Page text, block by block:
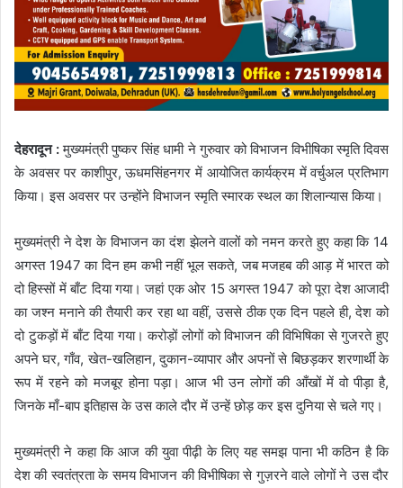
देहरादून :मुख्यमंत्री पुष्कर सिंह धामी ने गुरुवार को विभाजन विभीषिका स्मृति दिवस
के अवसर पर काशीपुर, ऊधमसिंहनगर में आयोजित कार्यक्रम में वर्चुअल प्रतिभाग
किया। इस अवसर पर उन्होंने विभाजन स्मृति स्मारक स्थल का शिलान्यास किया।
मुख्यमंत्री ने देश के विभाजन का दंश झेलने वालों को नमन करते हुए कहा कि 14
अगस्त 1947 का दिन हम कभी नहीं भूल सकते, जब मजहब की आड़ में भारत को
दो हिस्सों में बाँट दिया गया। जहां एक ओर 15 अगस्त 1947 को पूरा देश आजादी
का जश्न मनाने की तैयारी कर रहा था वहीं, उससे ठीक एक दिन पहले ही, देश को
दो टुकड़ों में बाँट दिया गया। करोड़ों लोगों को विभाजन की विभिषिका से गुजरते हुए
अपने घर, गाँव, खेत-खलिहान, दुकान-व्यापार और अपनों से बिछड़कर शरणार्थी के
रूप में रहने को मजबूर होना पड़ा। आज भी उन लोगों की आँखों में वो पीड़ा है,
जिनके माँ-बाप इतिहास के उस काले दौर में उन्हें छोड़ कर इस दुनिया से चले गए।
मुख्यमंत्री ने कहा कि आज की युवा पीढ़ी के लिए यह समझ पाना भी कठिन है कि
देश की स्वतंत्रता के समय विभाजन की विभीषिका से गुज़रने वाले लोगों ने उस दौर